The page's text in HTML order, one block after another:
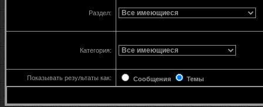
Раздел:
Категория:
Показывать результаты как: Сообщения Темы